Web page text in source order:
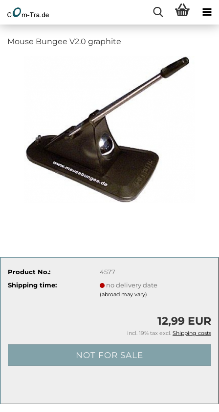
Mouse Bungee V2.0 graphite
Product No.:
4577
Shipping time:
no delivery date
(abroad may vary)
12,99 EUR
incl. 19% tax excl. Shipping costs